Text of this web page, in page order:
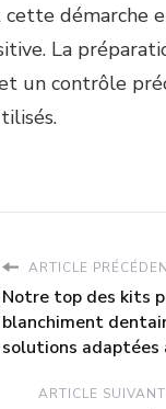
démarche
La
un contrôle
ARTICLE
Notre top des kits
blanchiment
solutions adaptées
ARTICLE SUIVANT